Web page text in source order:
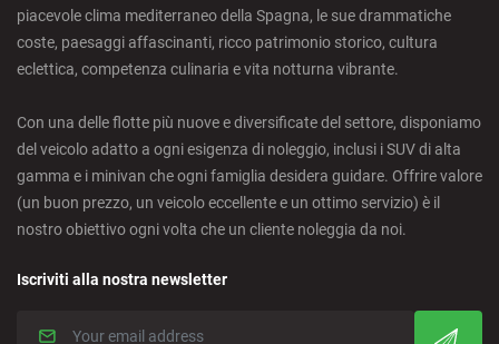
Castro Urdiales - City
Cordoba - Downtown
Corralejo - Fuerteventura
piacevole clima mediterraneo della Spagna, le sue drammatiche
coste, paesaggi affascinanti, ricco patrimonio storico, cultura
eclettica, competenza culinaria e vita notturna vibrante.
Con una delle flotte più nuove e diversificate del settore, disponiamo
del veicolo adatto a ogni esigenza di noleggio, inclusi i SUV di alta
gamma e i minivan che ogni famiglia desidera guidare. Offrire valore
(un buon prezzo, un veicolo eccellente e un ottimo servizio) è il
nostro obiettivo ogni volta che un cliente noleggia da noi.
Iscriviti alla nostra newsletter